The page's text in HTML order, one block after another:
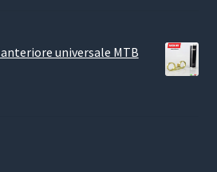
universale MTB